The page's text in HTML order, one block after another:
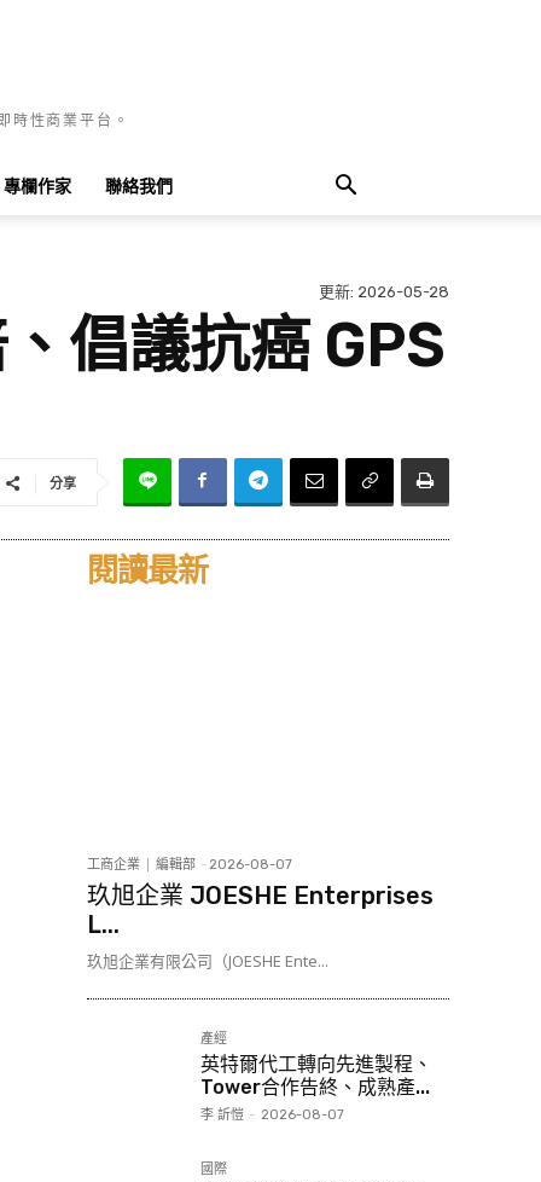
時性商業平台。
專欄作家 聯絡我們
更新: 2026-05-28
倡議抗癌 GPS
分享
閱讀最新
工商企業 編輯部 - 2026-08-07
玖旭企業 JOESHE Enterprises
L...
玖旭企業有限公司（JOESHE Ente...
產經
英特爾代工轉向先進製程、
Tower合作告終、成熟產...
李 訢愷 - 2026-08-07
國際